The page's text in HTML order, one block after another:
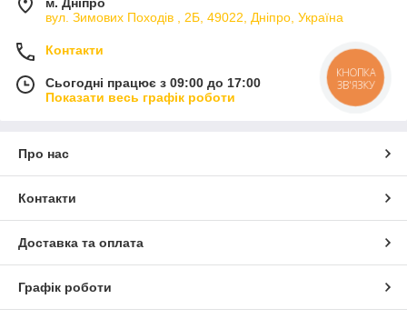
вул. Зимових Походiв , 2Б, 49022, Дніпро, Україна
Контакти
Сьогодні працює з 09:00 до 17:00
Показати весь графік роботи
Про нас
Контакти
Доставка та оплата
Графік роботи
КНОПКА
ЗВ'ЯЗКУ